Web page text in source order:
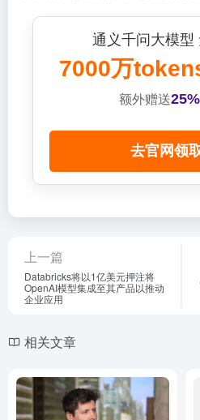
通义千问大模型
7000万
额外赠送
去官网领
上一篇
Databricks将以1亿美元押注将
OpenAI模型集成至其产品以推动
企业应用
相关文章